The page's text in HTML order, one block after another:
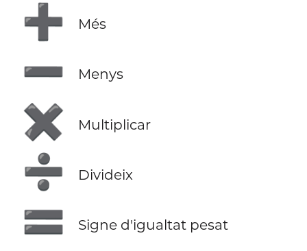
➕ Més
➖ Menys
✖️ Multiplicar
➗ Divideix
🟰 Signe d'igualtat pesat